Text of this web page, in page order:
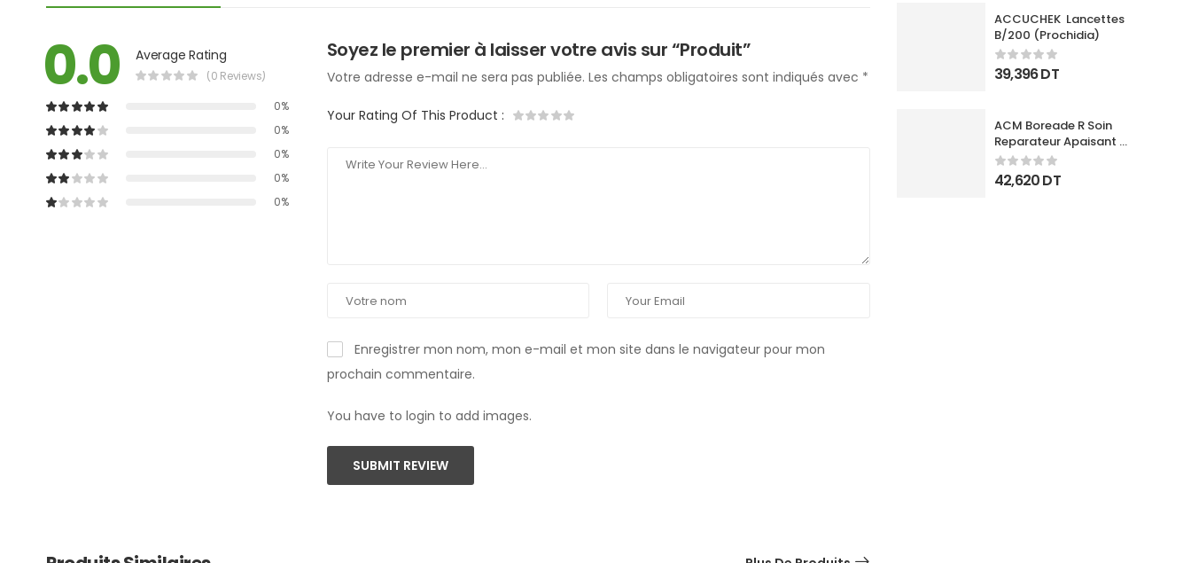
ACCUCHEK  Lancettes
B/200 (Prochidia)
39,396DT
ACM Boreade R Soin
Reparateur Apaisant
40Ml
42,620DT
0.0 Average Rating
(0 Reviews)
0%
0%
0%
0%
0%
Soyez le premier à laisser votre avis sur “Produit”
Votre adresse e-mail ne sera pas publiée. Les champs obligatoires sont indiqués avec *
Your Rating Of This Product :
Enregistrer mon nom, mon e-mail et mon site dans le navigateur pour mon
prochain commentaire.
You have to login to add images.
SUBMIT REVIEW